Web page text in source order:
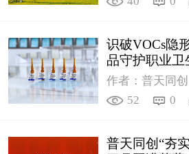
识破VOCs隐
品守护职业卫
作者：普天同创
52
0
普天同创“夯